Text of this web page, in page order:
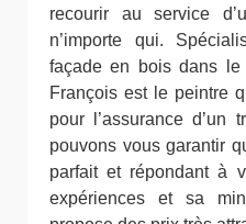
recourir au service
n’importe qui.
façade en bois dans le
François est le peintre
pour l’assurance d’un
pouvons vous garantir
parfait et répondant à
expériences et sa